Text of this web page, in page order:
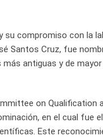
su compromiso con la
Santos Cruz, fue
antiguas y de
on Qualification
en el cual fue
Este